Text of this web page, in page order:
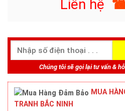
Liên hệ
Chúng tôi sẽ gọi lại tư vấn &
MUA
TRANH BẮC NINH